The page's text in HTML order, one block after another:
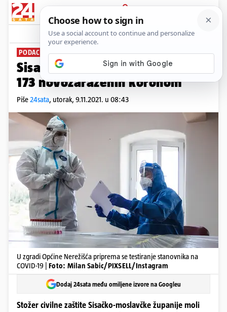
PRIJAVA
News Komentari
PODACI LOKALNIH STOŽERA
Sisačko-moslavačka županija:
173 novozaraženih koronom
Piše24sata, utorak, 9.11.2021. u 08:43
U zgradi Općine Nerežišća priprema se testiranje stanovnika na
COVID-19 | Foto: Milan Sabic/PIXSELL/Instagram
Dodaj 24sata među omiljene izvore na Googleu
Stožer civilne zaštite Sisačko-moslavčke županije moli